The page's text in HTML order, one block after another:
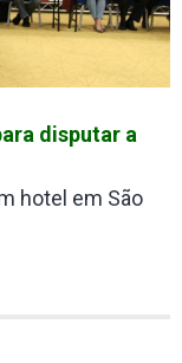
disputar a
hotel em São